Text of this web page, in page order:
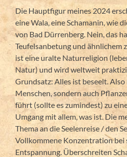
Die Hauptfigur meines 2024
eine Wala, eine Schamanin, wie
von Bad Dürrenberg. Nein, das
Teufelsanbetung und ähnlichem
ist eine uralte Naturreligion
Natur) und wird weltweit
Grundsatz: Alles ist beseelt.
Menschen, sondern auch
führt (sollte es zumindest) zu
Umgang mit allem, was ist. Die
Thema an die Seelenreise / den
Vollkommene Konzentration bei
Entspannung. Überschreiten